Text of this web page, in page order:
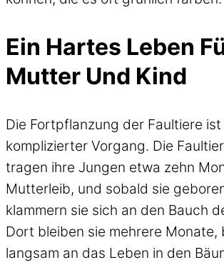
Ein Hartes Leben
Mutter Und Kind
Die Fortpflanzung der Faultiere
komplizierter Vorgang. Die
tragen ihre Jungen etwa zehn
Mutterleib, und sobald sie
klammern sie sich an den Bauch
Dort bleiben sie mehrere Monate,
langsam an das Leben in den